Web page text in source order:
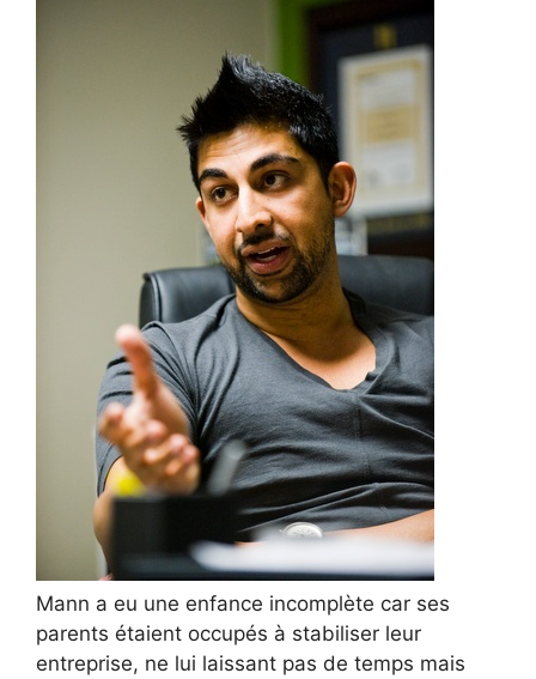
Mann a eu une enfance incomplète car ses
parents étaient occupés à stabiliser leur
entreprise, ne lui laissant pas de temps mais